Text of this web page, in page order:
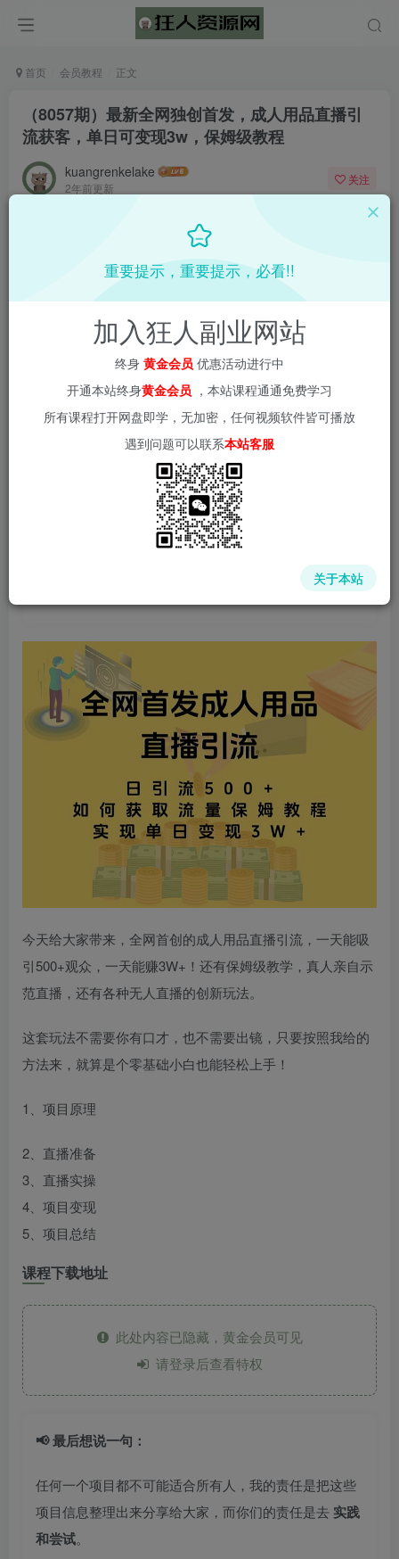
首页 会员教程 正文
（8057期）最新全网独创首发，成人用品直播引
流获客，单日可变现3w，保姆级教程
kuangrenkelake
2年前更新
关注
链接进入本站首页：
今天给大家带来，全网首创的成人用品直播引流，一天能吸
引500+观众，一天能赚3W+！还有保姆级教学，真人亲自示
范直播，还有各种无人直播的创新玩法。
这套玩法不需要你有口才，也不需要出镜，只要按照我给的
方法来，就算是个零基础小白也能轻松上手！
1、项目原理
2、直播准备
3、直播实操
4、项目变现
5、项目总结
课程下载地址
此处内容已隐藏，黄金会员可见
请登录后查看特权
📢 最后想说一句：
任何一个项目都不可能适合所有人，我的责任是把这些
项目信息整理出来分享给大家，而你们的责任是去 实践
和尝试。
重要提示，重要提示，必看!!
加入狂人副业网站
终身 黄金会员 优惠活动进行中
开通本站终身黄金会员 ，本站课程通通免费学习
所有课程打开网盘即学，无加密，任何视频软件皆可播放
遇到问题可以联系本站客服
关于本站